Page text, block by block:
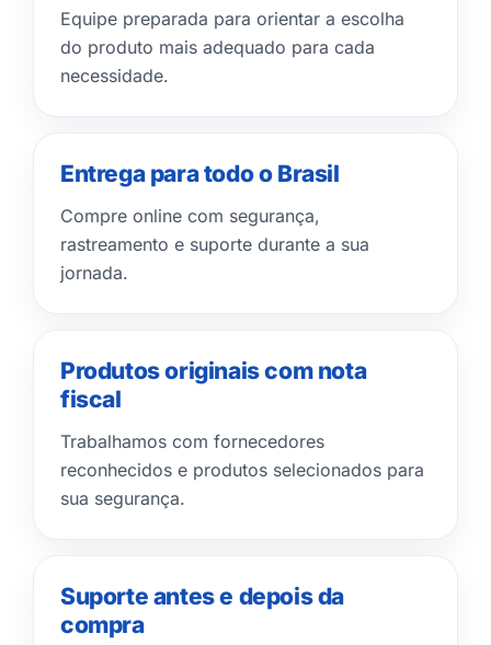
Equipe preparada para orientar a escolha
do produto mais adequado para cada
necessidade.
Entrega para todo o Brasil
Compre online com segurança,
rastreamento e suporte durante a sua
jornada.
Produtos originais com nota
fiscal
Trabalhamos com fornecedores
reconhecidos e produtos selecionados para
sua segurança.
Suporte antes e depois da
compra